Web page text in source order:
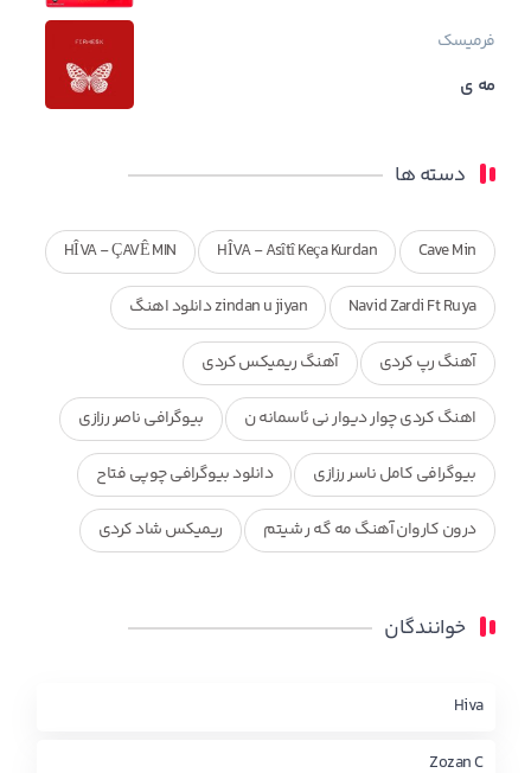
فرمیسک
مه ی
دسته ها
Cave Min
HÎVA - Asîtî Keça Kurdan
HÎVA - ÇAVÊ MIN
Navid Zardi Ft Ruya zindan u jiyan دانلود اهنگ
آهنگ رپ کردی آهنگ ریمیکس کردی
اهنگ کردی چوار دیوار نی ئاسمانه ن بیوگرافی ناصر رزازی
بیوگرافی کامل ناسر رزازی دانلود بیوگرافی چوپی فتاح
درون کاروان آهنگ مه گه ر شیتم ریمیکس شاد کردی
محمد جزا
چاو من
خوانندگان
Hiva
Zozan C